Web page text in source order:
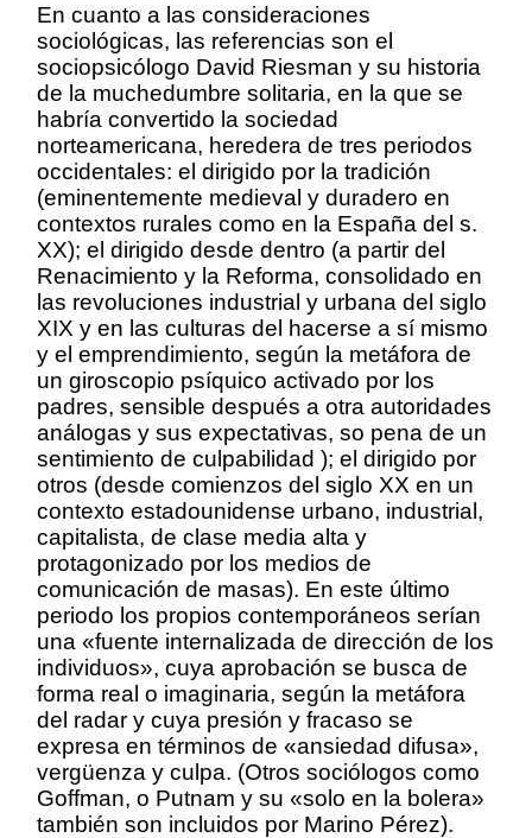
En cuanto a las consideraciones
sociológicas, las referencias son el
sociopsicólogo David Riesman y su historia
de la muchedumbre solitaria, en la que se
habría convertido la sociedad
norteamericana, heredera de tres periodos
occidentales: el dirigido por la tradición
(eminentemente medieval y duradero en
contextos rurales como en la España del s.
XX); el dirigido desde dentro (a partir del
Renacimiento y la Reforma, consolidado en
las revoluciones industrial y urbana del siglo
XIX y en las culturas del hacerse a sí mismo
y el emprendimiento, según la metáfora de
un giroscopio psíquico activado por los
padres, sensible después a otra autoridades
análogas y sus expectativas, so pena de un
sentimiento de culpabilidad ); el dirigido por
otros (desde comienzos del siglo XX en un
contexto estadounidense urbano, industrial,
capitalista, de clase media alta y
protagonizado por los medios de
comunicación de masas). En este último
periodo los propios contemporáneos serían
una «fuente internalizada de dirección de los
individuos», cuya aprobación se busca de
forma real o imaginaria, según la metáfora
del radar y cuya presión y fracaso se
expresa en términos de «ansiedad difusa»,
vergüenza y culpa. (Otros sociólogos como
Goffman, o Putnam y su «solo en la bolera»
también son incluidos por Marino Pérez).